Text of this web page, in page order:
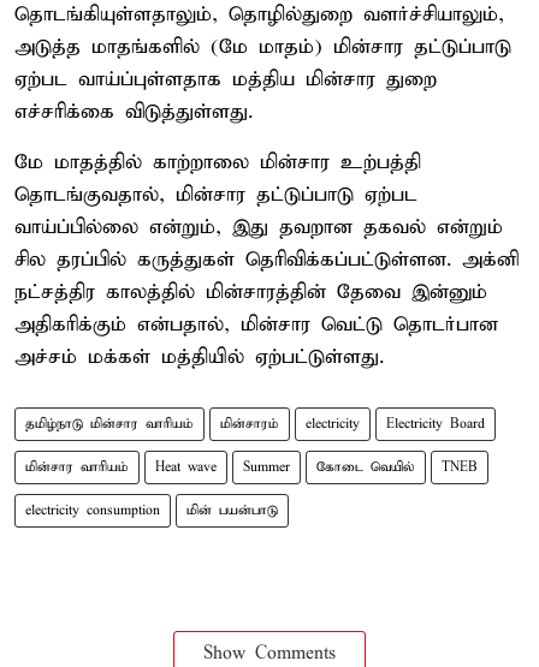
தொடங்கியுள்ளதாலும், தொழில்துறை வளர்ச்சியாலும்,
அடுத்த மாதங்களில் (மே மாதம்) மின்சார தட்டுப்பாடு
ஏற்பட வாய்ப்புள்ளதாக மத்திய மின்சார துறை
எச்சரிக்கை விடுத்துள்ளது.
மே மாதத்தில் காற்றாலை மின்சார உற்பத்தி
தொடங்குவதால், மின்சார தட்டுப்பாடு ஏற்பட
வாய்ப்பில்லை என்றும், இது தவறான தகவல் என்றும்
சில தரப்பில் கருத்துகள் தெரிவிக்கப்பட்டுள்ளன. அக்னி
நட்சத்திர காலத்தில் மின்சாரத்தின் தேவை இன்னும்
அதிகரிக்கும் என்பதால், மின்சார வெட்டு தொடர்பான
அச்சம் மக்கள் மத்தியில் ஏற்பட்டுள்ளது.
தமிழ்நாடு மின்சார வாரியம் மின்சாரம் electricity Electricity Board
மின்சார வாரியம் Heat wave Summer கோடை வெயில் TNEB
electricity consumption மின் பயன்பாடு
Show Comments